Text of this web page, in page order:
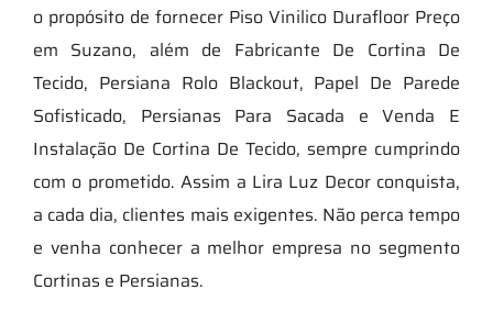
o propósito de fornecer Piso Vinilico Durafloor Preço
em Suzano, além de Fabricante De Cortina De
Tecido, Persiana Rolo Blackout, Papel De Parede
Sofisticado, Persianas Para Sacada e Venda E
Instalação De Cortina De Tecido, sempre cumprindo
com o prometido. Assim a Lira Luz Decor conquista,
a cada dia, clientes mais exigentes. Não perca tempo
e venha conhecer a melhor empresa no segmento
Cortinas e Persianas.